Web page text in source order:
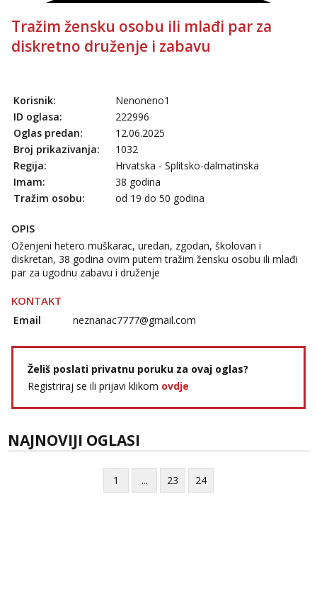
Tražim žensku osobu ili mlađi par za
diskretno druženje i zabavu
Korisnik:
Nenoneno1
ID oglasa:
222996
Oglas predan:
12.06.2025
Broj prikazivanja:
1032
Regija:
Hrvatska - Splitsko-dalmatinska
Imam:
38 godina
Tražim osobu:
od 19 do 50 godina
OPIS
Oženjeni hetero muškarac, uredan, zgodan, školovan i
diskretan, 38 godina ovim putem tražim žensku osobu ili mlađi
par za ugodnu zabavu i druženje
KONTAKT
Email neznanac7777@gmail.com
Želiš poslati privatnu poruku za ovaj oglas?
Registriraj se ili prijavi klikom ovdje
NAJNOVIJI OGLASI
1 ... 23 24